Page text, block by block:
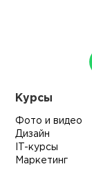
Курсы
Фото и видео
Дизайн
IT-курсы
Маркетинг